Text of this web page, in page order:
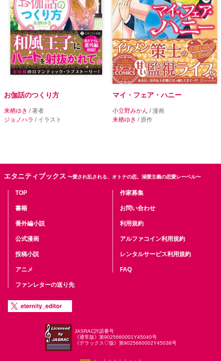
お伽話のつくり方
来栖ゆき / 著者
ジョノハラ / イラスト
マイ・フェア・ハニー
小立野みかん / 漫画
来栖ゆき / 原作
エタニティブックス 〜愛され乱される、オトナの恋。溺愛主義の恋愛レーベル〜
TOP
書籍
番外編小説
公式漫画
投稿小説
アニメ
ファンレターの送り先
作家募集
お問い合わせ
利用規約
アルファコイン利用規約
レンタルサービス利用規約
FAQ
JASRAC許諾番号
《通常版》第9025660001Y45040号
《デラックス♡版》第9025660002Y45038号